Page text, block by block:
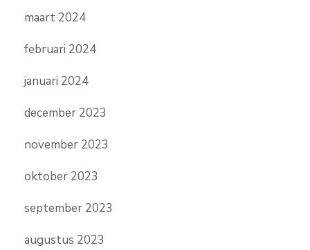
maart 2024
februari 2024
januari 2024
december 2023
november 2023
oktober 2023
september 2023
augustus 2023